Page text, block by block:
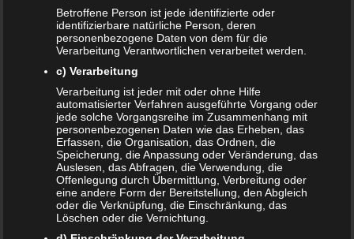
Das sind die vier Phasen der Eltern-Kind-Beziehung
Schwangerschaft – ein kurzer Überblick
Schwangerschaft: 1. Trimester
Babyhaut schützen: So gelingt es am besten!
NEUE KOMMENTARE
Frank ZimmermannzuSchwanger von Affäre – was nun?
Betroffene Person ist jede identifizierte oder
identifizierbare natürliche Person, deren
personenbezogene Daten von dem für die
Verarbeitung Verantwortlichen verarbeitet werden.
c) Verarbeitung
Verarbeitung ist jeder mit oder ohne Hilfe
automatisierter Verfahren ausgeführte Vorgang oder
jede solche Vorgangsreihe im Zusammenhang mit
personenbezogenen Daten wie das Erheben, das
Erfassen, die Organisation, das Ordnen, die
Speicherung, die Anpassung oder Veränderung, das
Auslesen, das Abfragen, die Verwendung, die
Offenlegung durch Übermittlung, Verbreitung oder
eine andere Form der Bereitstellung, den Abgleich
oder die Verknüpfung, die Einschränkung, das
Löschen oder die Vernichtung.